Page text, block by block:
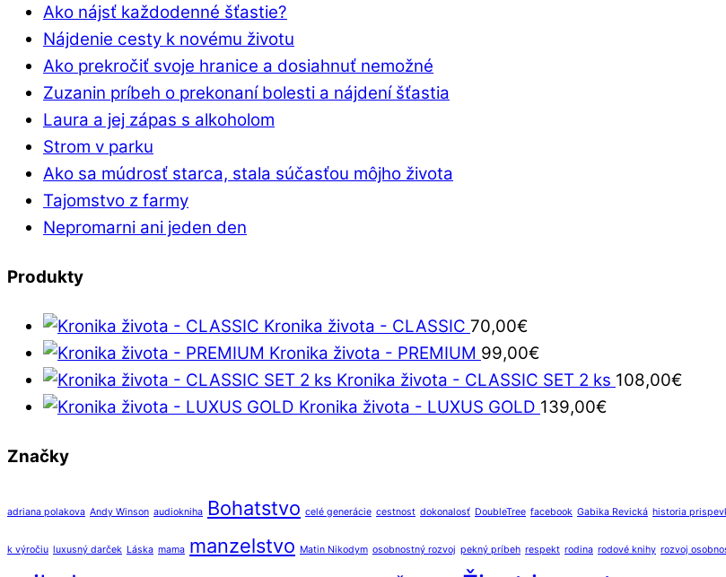
Ako nájsť každodenné šťastie?
Nájdenie cesty k novému životu
Ako prekročiť svoje hranice a dosiahnuť nemožné
Zuzanin príbeh o prekonaní bolesti a nájdení šťastia
Laura a jej zápas s alkoholom
Strom v parku
Ako sa múdrosť starca, stala súčasťou môjho života
Tajomstvo z farmy
Nepromarni ani jeden den
Produkty
Kronika života - CLASSIC 70,00€
Kronika života - PREMIUM 99,00€
Kronika života - CLASSIC SET 2 ks 108,00€
Kronika života - LUXUS GOLD 139,00€
Značky
adriana polakova Andy Winson audiokniha Bohatstvo celé generácie cestnost dokonalosť DoubleTree facebook Gabika Revická historia
k výročiu luxusný darček Láska mama manzelstvo Matin Nikodym osobnostný rozvoj pekný príbeh respekt rodina rodové knihy rozvoj